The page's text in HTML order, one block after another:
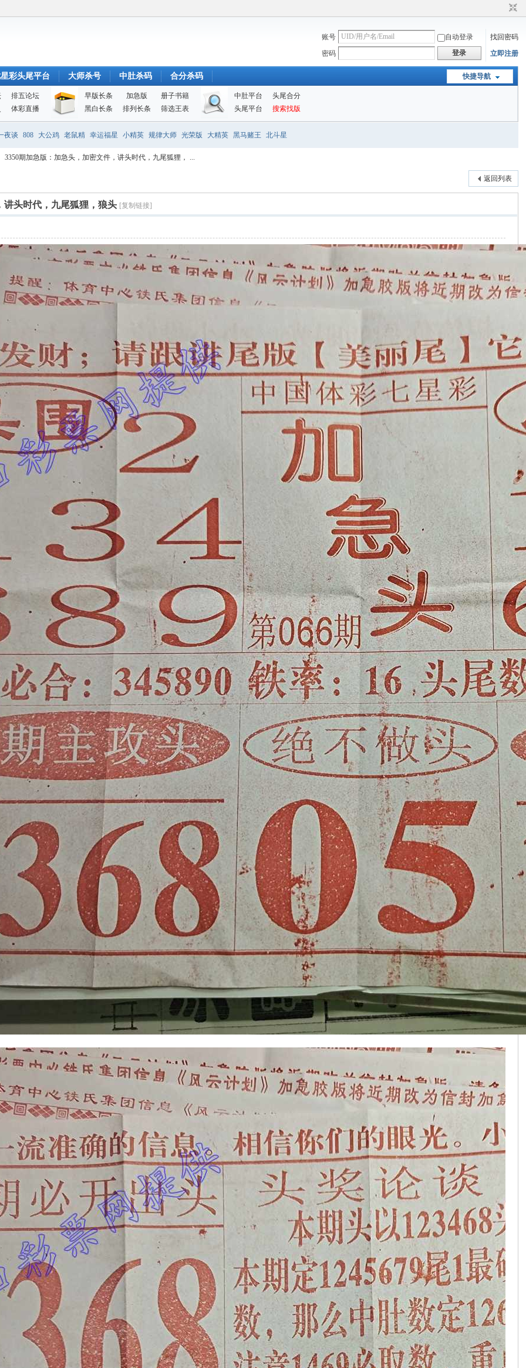
账号 自动登录
找回密码
密码
登录 立即注册
快捷导航
彩头尾平台 大师杀号 中肚杀码 合分杀码
排五论坛
体彩直播
早版长条 加急版
册子书籍
黑白长条
排列长条 筛选王表
中肚平台
头尾合分
头尾平台
搜索找版
夜谈 808 大公鸡 老鼠精 幸运福星 小精英 规律大师 光荣版 大精英 黑马赌王 北斗星
3350期加急版：加急头，加密文件，讲头时代，九尾狐狸， ...
返回列表
头时代，九尾狐狸，狼头 [复制链接]